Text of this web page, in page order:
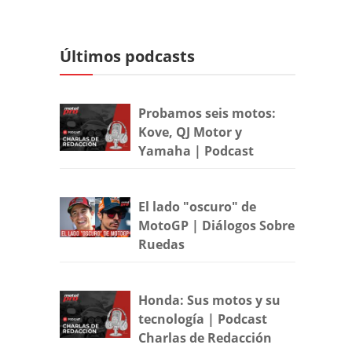
Últimos podcasts
Probamos seis motos:
Kove, QJ Motor y
Yamaha | Podcast
El lado "oscuro" de
MotoGP | Diálogos Sobre
Ruedas
Honda: Sus motos y su
tecnología | Podcast
Charlas de Redacción